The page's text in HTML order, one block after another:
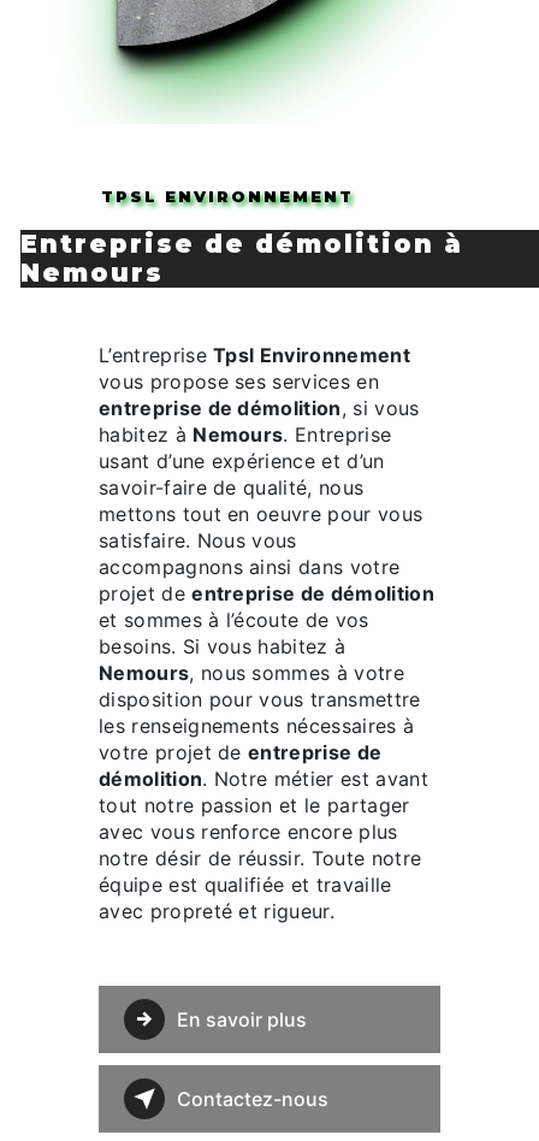
TPSL ENVIRONNEMENT
entreprise de démolition à
Nemours
L’entrepriseTpsl Environnement
vous propose ses services en
entreprise de démolition, si vous
habitez à Nemours. Entreprise
usant d’une expérience et d’un
savoir-faire de qualité, nous
mettons tout en oeuvre pour vous
satisfaire. Nous vous
accompagnons ainsi dans votre
projet deentreprise de démolition
et sommes à l’écoute de vos
besoins. Si vous habitez à
Nemours, nous sommes à votre
disposition pour vous transmettre
les renseignements nécessaires à
votre projet deentreprise de
démolition. Notre métier est avant
tout notre passion et le partager
avec vous renforce encore plus
notre désir de réussir. Toute notre
équipe est qualifiée et travaille
avec propreté et rigueur.
En savoir plus
Contactez-nous